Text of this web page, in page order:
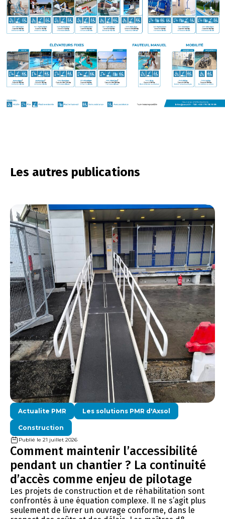
Les autres publications
Actualite PMR Les solutions PMR d'Axsol
Construction
Publié le 21 juillet 2026
Comment maintenir l’accessibilité
pendant un chantier ? La continuité
d’accès comme enjeu de pilotage
Les projets de construction et de réhabilitation sont
confrontés à une équation complexe. Il ne s’agit plus
seulement de livrer un ouvrage conforme, dans le